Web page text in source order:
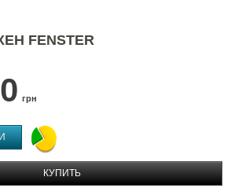
FENSTER
грн
КУПИТЬ